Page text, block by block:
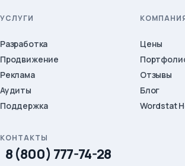
УСЛУГИ
Разработка
Продвижение
Реклама
Аудиты
Поддержка
Цены
Отзывы
Блог
Wordstat
КОНТАКТЫ
8 (800) 777-74-28